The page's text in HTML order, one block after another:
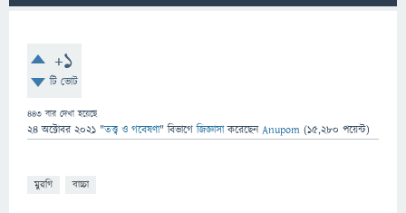
+1
টি ভোট
443 বার দেখা হয়েছে
24 অক্টোবর 2021 "তত্ত্ব ও গবেষণা" বিভাগে জিজ্ঞাসাকরেছেনAnupom (15,280 পয়েন্ট)
মুরগি বাচ্চা